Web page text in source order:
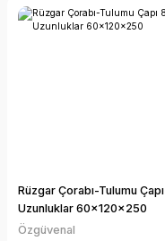
Rüzgar Çorabı-Tulumu
Uzunluklar 60x120x250
Özgüvenal